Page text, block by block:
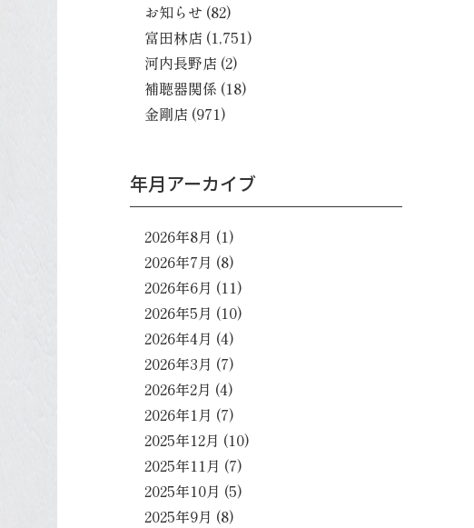
お知らせ (82)
富田林店 (1,751)
河内長野店 (2)
補聴器関係 (18)
金剛店 (971)
年月アーカイブ
2026年8月 (1)
2026年7月 (8)
2026年6月 (11)
2026年5月 (10)
2026年4月 (4)
2026年3月 (7)
2026年2月 (4)
2026年1月 (7)
2025年12月 (10)
2025年11月 (7)
2025年10月 (5)
2025年9月 (8)